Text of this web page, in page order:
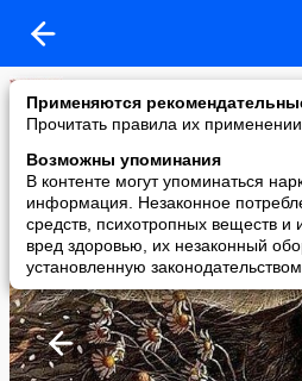
Применяются
Прочитать правила их
Возможны упоминания
В контенте могут упоминаться
информация. Незаконное
средств, психотропных веществ и
вред здоровью, их незаконный
установленную
Михаил Кокорин
added a photo
19 Apr в 12:51